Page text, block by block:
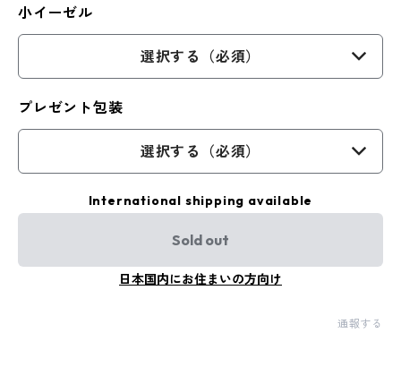
小イーゼル
選択する（必須）
プレゼント包装
選択する（必須）
International shipping available
Sold out
日本国内にお住まいの方向け
通報する